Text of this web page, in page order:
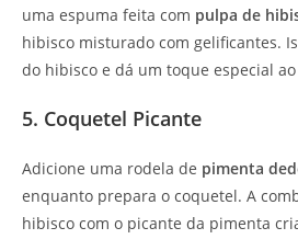
uma espuma feita com pulpa de
hibisco misturado com gelificantes.
do hibisco e dá um toque especial
5. Coquetel Picante
Adicione uma rodela de pimenta
enquanto prepara o coquetel. A
hibisco com o picante da pimenta